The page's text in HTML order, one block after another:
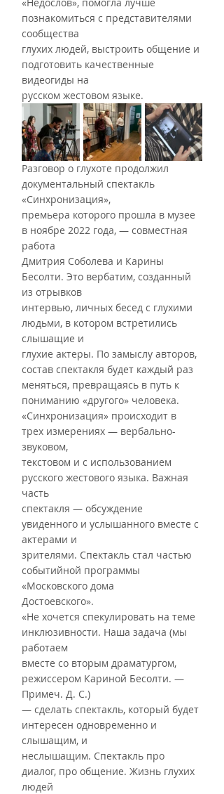
познакомиться с представителями
сообщества
глухих людей, выстроить общение и
подготовить качественные
видеогиды на
русском жестовом языке.
Разговор о глухоте продолжил
документальный спектакль
«Синхронизация»,
премьера которого прошла в музее
в ноябре 2022 года, — совместная
работа
Дмитрия Соболева и Карины
Бесолти. Это вербатим, созданный
из отрывков
интервью, личных бесед с глухими
людьми, в котором встретились
слышащие и
глухие актеры. По замыслу авторов,
состав спектакля будет каждый раз
меняться, превращаясь в путь к
пониманию «другого» человека.
«Синхронизация» происходит в
трех измерениях — вербально-
звуковом,
текстовом и с использованием
русского жестового языка. Важная
часть
спектакля — обсуждение
увиденного и услышанного вместе с
актерами и
зрителями. Спектакль стал частью
событийной программы
«Московского дома
Достоевского».
«Не хочется спекулировать на теме
инклюзивности. Наша задача (мы
работаем
вместе со вторым драматургом,
режиссером Кариной Бесолти. —
Примеч. Д. С.)
— сделать спектакль, который будет
интересен одновременно и
слышащим, и
неслышащим. Спектакль про
диалог, про общение. Жизнь глухих
людей